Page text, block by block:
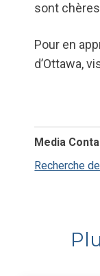
sont
Pour en
d’Ottawa,
Media
Recherche